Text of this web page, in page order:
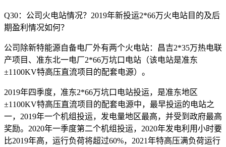
Q30：公司火电站情况？2019年新投运2*66万火电站目的及后
期盈利情况如何？
公司除新特能源自备电厂外有两个火电站：昌吉2*35万热电联
产项目、准东北一电厂2*66万坑口电站（该电站是准东
±1100KV特高压直流项目的配套电源）。
2019年四季度，准东2*66万坑口电站投运，是准东地区
±1100KV特高压直流项目的配套电源中，最早投运的电站之
一，2019年一个机组投运，发电量地区最高，并受到政府最高
奖励。2020年一季度第二个机组投运，2020年发电利用小时要
比2019年高，运行负荷将超过60%，2021年特高压满负荷运行